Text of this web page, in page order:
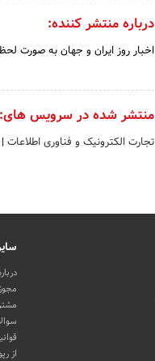
درباره منتشر کننده:
اخبار روز ایران و جهان به صورت
منتشر شده در سرویس های:
تجارت الکترونیک و فناوری اطلاعات |
از